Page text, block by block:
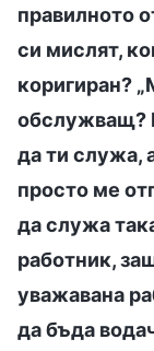
правилното
си мислят,
коригиран?
обслужващ?
да ти служа,
просто ме
да служа
работник,
уважавана
да бъда